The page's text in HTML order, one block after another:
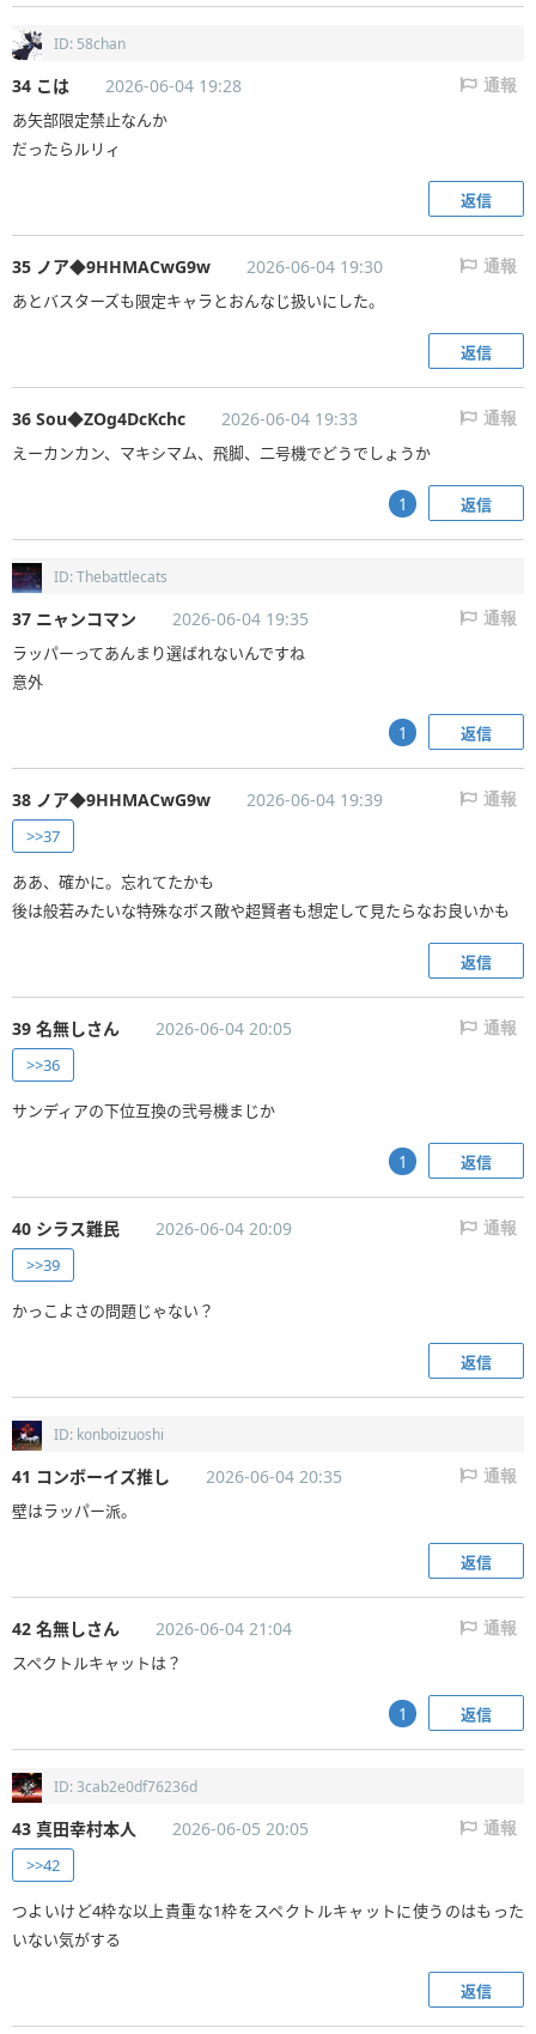
ID: 58chan
34 こは 2026-06-04 19:28 通報
あ矢部限定禁止なんか
だったらルリィ
返信
35 ノア◆9HHMACwG9w 2026-06-04 19:30 通報
あとバスターズも限定キャラとおんなじ扱いにした。
返信
36 Sou◆ZOg4DcKchc 2026-06-04 19:33 通報
返信
1
ID: Thebattlecats
37 ニャンコマン 2026-06-04 19:35 通報
ラッパーってあんまり選ばれないんですね
意外
返信
1
38 ノア◆9HHMACwG9w 2026-06-04 19:39 通報
>>37
ああ、確かに。忘れてたかも
後は般若みたいな特殊なボス敵や超賢者も想定して見たらなお良いかも
返信
39 名無しさん 2026-06-04 20:05 通報
>>36
サンディアの下位互換の弐号機まじか
返信
1
40 シラス難民 2026-06-04 20:09 通報
>>39
かっこよさの問題じゃない？
返信
ID: konboizuoshi
41 コンボーイズ推し 2026-06-04 20:35 通報
壁はラッパー派。
返信
42 名無しさん 2026-06-04 21:04 通報
スペクトルキャットは？
返信
1
ID: 3cab2e0df76236d
43 真田幸村本人 2026-06-05 20:05 通報
>>42
つよいけど4枠な以上貴重な1枠をスペクトルキャットに使うのはもった
いない気がする
返信